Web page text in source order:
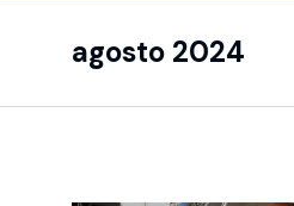
agosto 2024